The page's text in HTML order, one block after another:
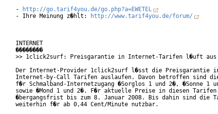
-
http://go.tarif4you.de/go.php?a=EWETEL
- Ihre Meinung z�hlt:
http://www.tarif4you.de/forum/
INTERNET
��������
>> 1click2surf: Preisgarantie in Internet-Tarifen l�uft aus
Der Internet-Provider 1click2surf l�sst die Preisgarantie in
Internet-by-Call Tarifen auslaufen. Davon betroffen sind
f�r Schmalband-Internetzugang �Sorglos 1 und 2�, �Sonne 1
sowie �Mond 1 und 2�. F�r aktuelle Preise in diesen
�bergangsfrist bis zum 8. Januar 2008. Bis dahin sind die
weiterhin f�r ab 0,44 Cent/Minute nutzbar.